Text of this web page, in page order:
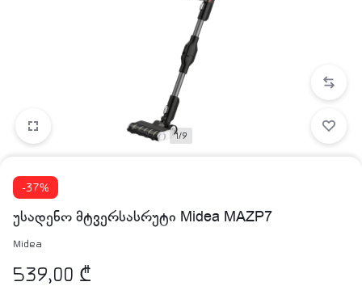
1/9
-37%
უსადენო მტვერსასრუტი Midea MAZP7
Midea
539,00 ₾